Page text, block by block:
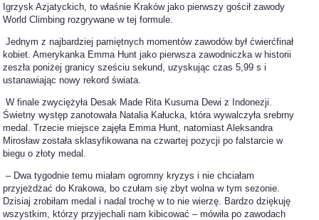
Igrzysk Azjatyckich, to właśnie Kraków jako pierwszy gościł zawody
World Climbing rozgrywane w tej formule.
Jednym z najbardziej pamiętnych momentów zawodów był ćwierćfinał
kobiet. Amerykanka Emma Hunt jako pierwsza zawodniczka w historii
zeszła poniżej granicy sześciu sekund, uzyskując czas 5,99 s i
ustanawiając nowy rekord świata.
W finale zwyciężyła Desak Made Rita Kusuma Dewi z Indonezji.
Świetny występ zanotowała Natalia Kałucka, która wywalczyła srebrny
medal. Trzecie miejsce zajęła Emma Hunt, natomiast Aleksandra
Mirosław została sklasyfikowana na czwartej pozycji po falstarcie w
biegu o złoty medal.
– Dwa tygodnie temu miałam ogromny kryzys i nie chciałam
przyjeżdżać do Krakowa, bo czułam się zbyt wolna w tym sezonie.
Dzisiaj zrobiłam medal i nadal trochę w to nie wierzę. Bardzo dziękuję
wszystkim, którzy przyjechali nam kibicować – mówiła po zawodach